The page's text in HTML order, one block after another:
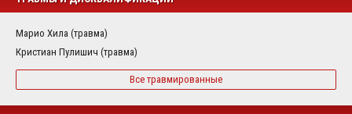
Марио Хила (травма)
Кристиан Пулишич (травма)
Все травмированные